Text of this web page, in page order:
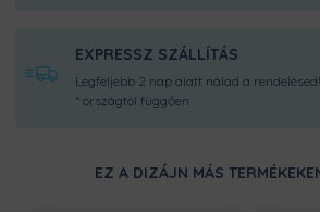
EXPRESSZ SZÁLLÍTÁS
Legfeljebb 2 nap alatt nálad a rendelésed!
* országtól függően
EZ A DIZÁJN MÁS